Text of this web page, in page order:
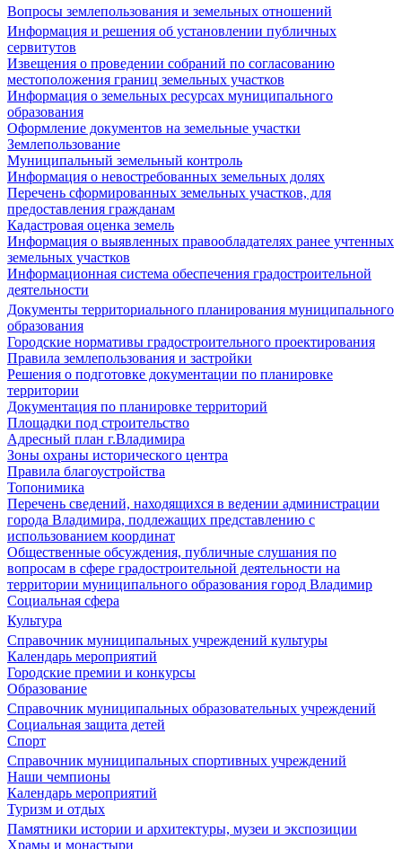
Вопросы землепользования и земельных отношений
Информация и решения об установлении публичных
сервитутов
Извещения о проведении собраний по согласованию
местоположения границ земельных участков
Информация о земельных ресурсах муниципального
образования
Оформление документов на земельные участки
Землепользование
Муниципальный земельный контроль
Информация о невостребованных земельных долях
Перечень сформированных земельных участков, для
предоставления гражданам
Кадастровая оценка земель
Информация о выявленных правообладателях ранее учтенных
земельных участков
Информационная система обеспечения градостроительной
деятельности
Документы территориального планирования муниципального
образования
Городские нормативы градостроительного проектирования
Правила землепользования и застройки
Решения о подготовке документации по планировке
территории
Документация по планировке территорий
Площадки под строительство
Адресный план г.Владимира
Зоны охраны исторического центра
Правила благоустройства
Топонимика
Перечень сведений, находящихся в ведении администрации
города Владимира, подлежащих представлению с
использованием координат
Общественные обсуждения, публичные слушания по
вопросам в сфере градостроительной деятельности на
территории муниципального образования город Владимир
Социальная сфера
Культура
Справочник муниципальных учреждений культуры
Календарь мероприятий
Городские премии и конкурсы
Образование
Справочник муниципальных образовательных учреждений
Социальная защита детей
Спорт
Справочник муниципальных спортивных учреждений
Наши чемпионы
Календарь мероприятий
Туризм и отдых
Памятники истории и архитектуры, музеи и экспозиции
Храмы и монастыри